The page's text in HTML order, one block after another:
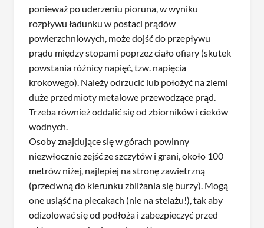
ponieważ po uderzeniu pioruna, w wyniku
rozpływu ładunku w postaci prądów
powierzchniowych, może dojść do przepływu
prądu między stopami poprzez ciało ofiary (skutek
powstania różnicy napięć, tzw. napięcia
krokowego). Należy odrzucić lub położyć na ziemi
duże przedmioty metalowe przewodzące prąd.
Trzeba również oddalić się od zbiorników i cieków
wodnych.
Osoby znajdujące się w górach powinny
niezwłocznie zejść ze szczytów i grani, około 100
metrów niżej, najlepiej na stronę zawietrzną
(przeciwną do kierunku zbliżania się burzy). Mogą
one usiąść na plecakach (nie na stelażu!), tak aby
odizolować się od podłoża i zabezpieczyć przed